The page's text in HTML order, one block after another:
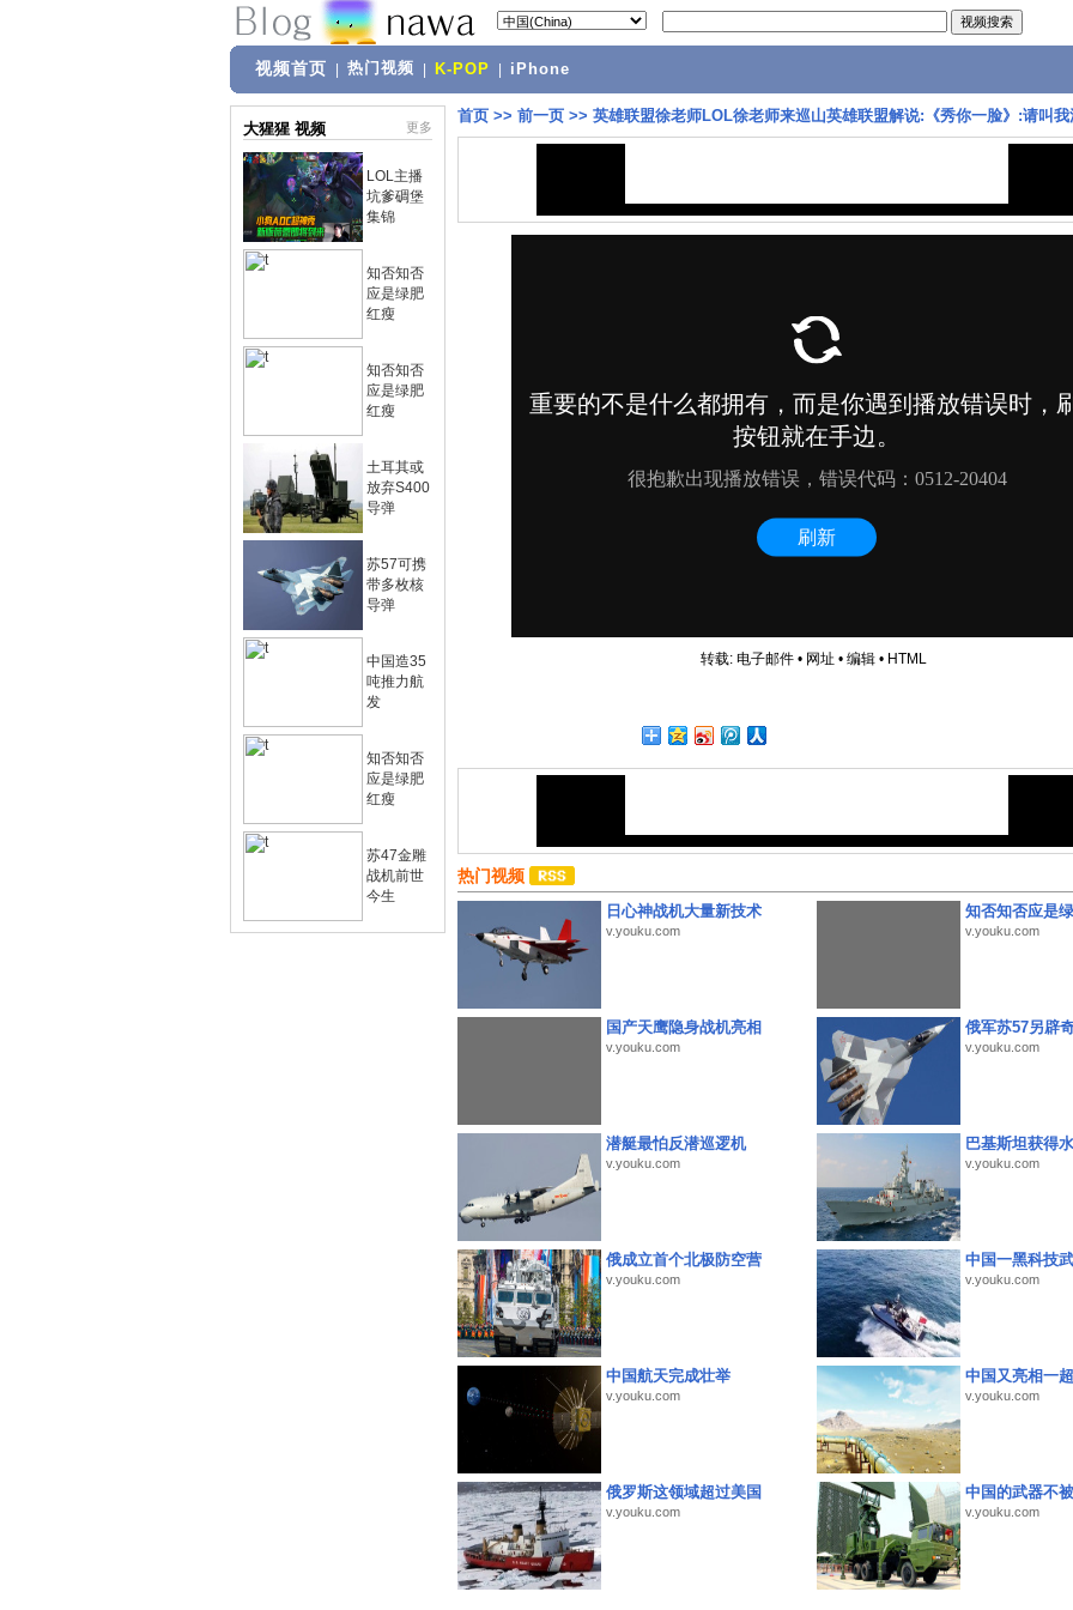
视频首页 热门视频 K-POP iPhone
大猩猩 视频 更多
LOL主播
坑爹碉堡
集锦
知否知否
应是绿肥
红瘦
知否知否
应是绿肥
红瘦
土耳其或
放弃S400
导弹
苏57可携
带多枚核
导弹
中国造35
吨推力航
发
知否知否
应是绿肥
红瘦
苏47金雕
战机前世
今生
首页 >> 前一页 >> 英雄联盟徐老师LOL徐老师来巡山英雄联盟解说:《秀你一脸》:请叫
转载: 电子邮件• 网址 • 编辑• HTML
热门视频
日心神战机大量新技术
v.youku.com
知否知否应是
v.youku.com
国产天鹰隐身战机亮相
v.youku.com
俄军苏57另辟
v.youku.com
潜艇最怕反潜巡逻机
v.youku.com
巴基斯坦获得
v.youku.com
俄成立首个北极防空营
v.youku.com
中国一黑科技
v.youku.com
中国航天完成壮举
v.youku.com
中国又亮相一
v.youku.com
俄罗斯这领域超过美国
v.youku.com
中国的武器不
v.youku.com